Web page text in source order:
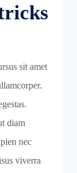
sit amet
diam
nec
viverra